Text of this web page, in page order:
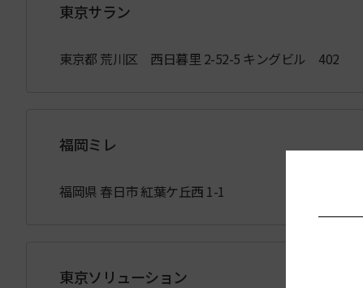
東京サラン
東京都 荒川区 西日暮里 2-52-5 キングビル 402
福岡ミレ
福岡県 春日市 紅葉ケ丘西 1-1
東京ソリューション